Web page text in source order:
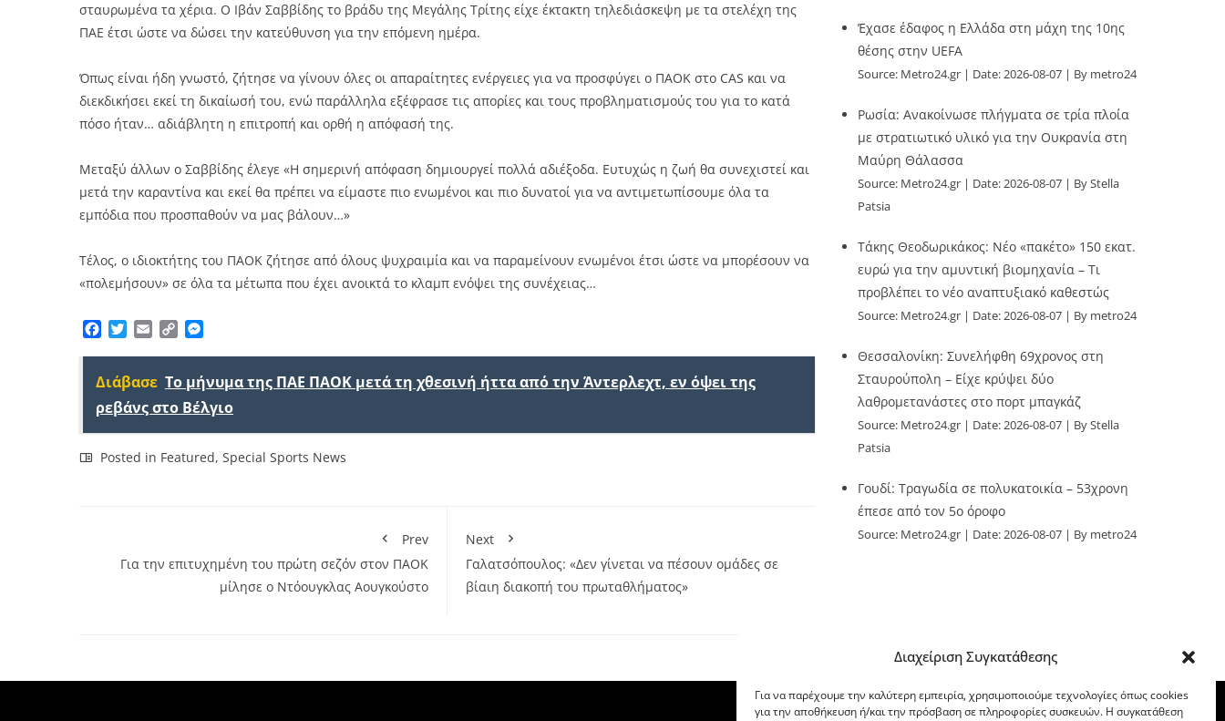
Διαχείριση Συγκατάθεσης
Για να παρέχουμε την καλύτερη εμπειρία, χρησιμοποιούμε τεχνολογίες όπως cookies
για την αποθήκευση ή/και την πρόσβαση σε πληροφορίες συσκευών. Η συγκατάθεση
σταυρωμένα τα χέρια. Ο Ιβάν Σαββίδης το βράδυ της Μεγάλης Τρίτης είχε έκτακτη τηλεδιάσκεψη με τα στελέχη της
ΠΑΕ έτσι ώστε να δώσει την κατεύθυνση για την επόμενη ημέρα.
Όπως είναι ήδη γνωστό, ζήτησε να γίνουν όλες οι απαραίτητες ενέργειες για να προσφύγει ο ΠΑΟΚ στο CAS και να
διεκδικήσει εκεί τη δικαίωσή του, ενώ παράλληλα εξέφρασε τις απορίες και τους προβληματισμούς του για το κατά
πόσο ήταν… αδιάβλητη η επιτροπή και ορθή η απόφασή της.
Μεταξύ άλλων ο Σαββίδης έλεγε «Η σημερινή απόφαση δημιουργεί πολλά αδιέξοδα. Ευτυχώς η ζωή θα συνεχιστεί και
μετά την καραντίνα και εκεί θα πρέπει να είμαστε πιο ενωμένοι και πιο δυνατοί για να αντιμετωπίσουμε όλα τα
εμπόδια που προσπαθούν να μας βάλουν…»
Τέλος, ο ιδιοκτήτης του ΠΑΟΚ ζήτησε από όλους ψυχραιμία και να παραμείνουν ενωμένοι έτσι ώστε να μπορέσουν να
«πολεμήσουν» σε όλα τα μέτωπα που έχει ανοικτά το κλαμπ ενόψει της συνέχειας…
Facebook
TwitterEmailCopy
Διάβασε Το μήνυμα της ΠΑΕ ΠΑΟΚ μετά τη χθεσινή ήττα από την Άντερλεχτ, εν όψει της
ρεβάνς στο Βέλγιο
Posted in Featured, Special Sports News
Prev
Για την επιτυχημένη του πρώτη σεζόν στον ΠΑΟΚ
μίλησε ο Ντόουγκλας Αουγκούστο
Next
Γαλατσόπουλος: «Δεν γίνεται να πέσουν ομάδες σε
βίαιη διακοπή του πρωταθλήματος»
Έχασε έδαφος η Ελλάδα στη μάχη της 10ης
θέσης στην UEFA
Source: Metro24.gr Date: 2026-08-07 By metro24
Ρωσία: Ανακοίνωσε πλήγματα σε τρία πλοία
με στρατιωτικό υλικό για την Ουκρανία στη
Μαύρη Θάλασσα
Source: Metro24.gr Date: 2026-08-07
By Stella
Patsia
Τάκης Θεοδωρικάκος: Νέο «πακέτο» 150 εκατ.
ευρώ για την αμυντική βιομηχανία – Τι
προβλέπει το νέο αναπτυξιακό καθεστώς
Source: Metro24.gr Date: 2026-08-07 By metro24
Θεσσαλονίκη: Συνελήφθη 69χρονος στη
Σταυρούπολη – Είχε κρύψει δύο
λαθρομετανάστες στο πορτ μπαγκάζ
Source: Metro24.gr Date: 2026-08-07
By Stella
Patsia
Γουδί: Τραγωδία σε πολυκατοικία – 53χρονη
έπεσε από τον 5ο όροφο
Source: Metro24.gr Date: 2026-08-07 By metro24